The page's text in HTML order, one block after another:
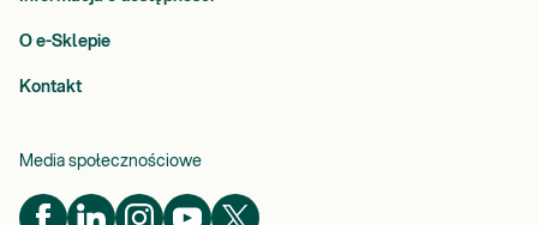
O e-Sklepie
Kontakt
Media społecznościowe